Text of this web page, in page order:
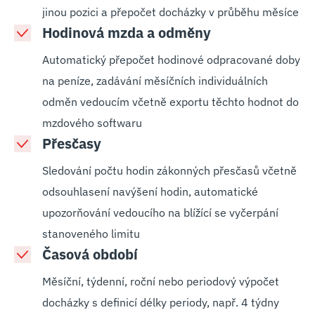
jinou pozici a přepočet docházky v průběhu měsíce
Hodinová mzda a odměny
Automatický přepočet hodinové odpracované doby
na peníze, zadávání měsíčních individuálních
odměn vedoucím včetně exportu těchto hodnot do
mzdového softwaru
Přesčasy
Sledování počtu hodin zákonných přesčasů včetně
odsouhlasení navýšení hodin, automatické
upozorňování vedoucího na blížící se vyčerpání
stanoveného limitu
Časová období
Měsíční, týdenní, roční nebo periodový výpočet
docházky s definicí délky periody, např. 4 týdny